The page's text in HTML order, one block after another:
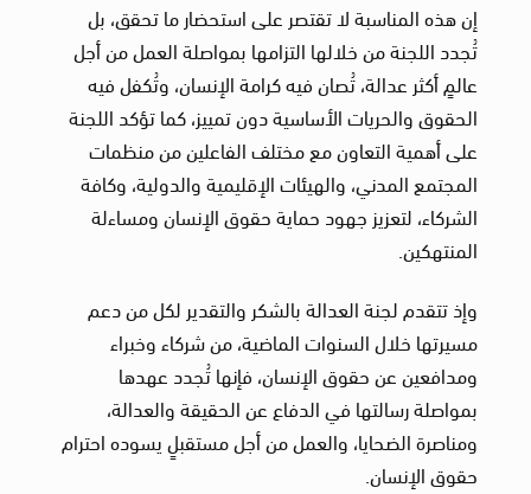
إن هذه المناسبة لا تقتصر على استحضار ما تحقق، بل
تُجدد اللجنة من خلالها التزامها بمواصلة العمل من أجل
عالمٍ أكثر عدالة، تُصان فيه كرامة الإنسان، وتُكفل فيه
الحقوق والحريات الأساسية دون تمييز، كما تؤكد اللجنة
على أهمية التعاون مع مختلف الفاعلين من منظمات
المجتمع المدني، والهيئات الإقليمية والدولية، وكافة
الشركاء، لتعزيز جهود حماية حقوق الإنسان ومساءلة
المنتهكين.
وإذ تتقدم لجنة العدالة بالشكر والتقدير لكل من دعم
مسيرتها خلال السنوات الماضية، من شركاء وخبراء
ومدافعين عن حقوق الإنسان، فإنها تُجدد عهدها
بمواصلة رسالتها في الدفاع عن الحقيقة والعدالة،
ومناصرة الضحايا، والعمل من أجل مستقبلٍ يسوده احترام
حقوق الإنسان.